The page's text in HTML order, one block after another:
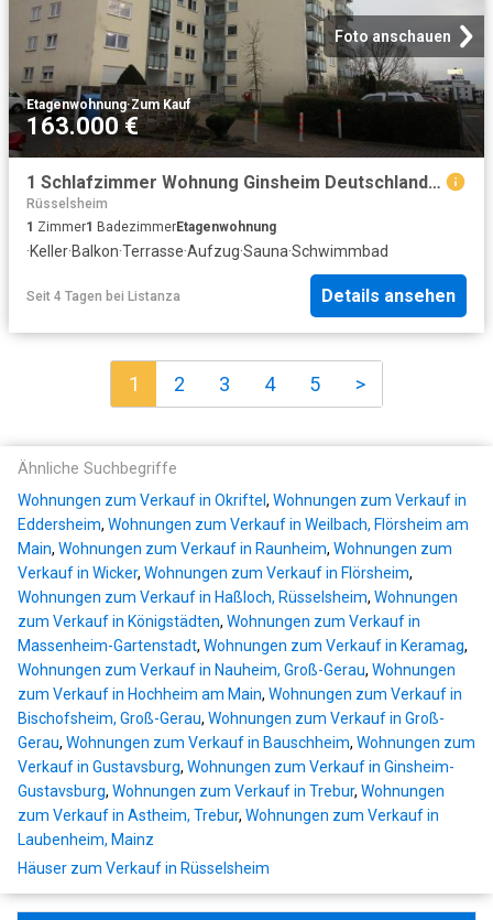
Foto anschauen
Etagenwohnung·Zum Kauf
163.000 €
1 Schlafzimmer Wohnung Ginsheim Deutschland 104805810
Rüsselsheim
1 Zimmer1 BadezimmerEtagenwohnung
·Keller·Balkon·Terrasse·Aufzug·Sauna·Schwimmbad
Seit 4 Tagen bei Listanza Details ansehen
1 2 3 4 5 >
Ähnliche Suchbegriffe
Wohnungen zum Verkauf in Okriftel , Wohnungen zum Verkauf in
Eddersheim, Wohnungen zum Verkauf in Weilbach, Flörsheim am
Main, Wohnungen zum Verkauf in Raunheim, Wohnungen zum
Verkauf in Wicker, Wohnungen zum Verkauf in Flörsheim,
Wohnungen zum Verkauf in Haßloch, Rüsselsheim, Wohnungen
zum Verkauf in Königstädten, Wohnungen zum Verkauf in
Massenheim-Gartenstadt, Wohnungen zum Verkauf in Keramag,
Wohnungen zum Verkauf in Nauheim, Groß-Gerau, Wohnungen
zum Verkauf in Hochheim am Main, Wohnungen zum Verkauf in
Bischofsheim, Groß-Gerau, Wohnungen zum Verkauf in Groß-
Gerau, Wohnungen zum Verkauf in Bauschheim, Wohnungen zum
Verkauf in Gustavsburg, Wohnungen zum Verkauf in Ginsheim-
Gustavsburg, Wohnungen zum Verkauf in Trebur, Wohnungen
zum Verkauf in Astheim, Trebur, Wohnungen zum Verkauf in
Laubenheim, Mainz
Häuser zum Verkauf in Rüsselsheim